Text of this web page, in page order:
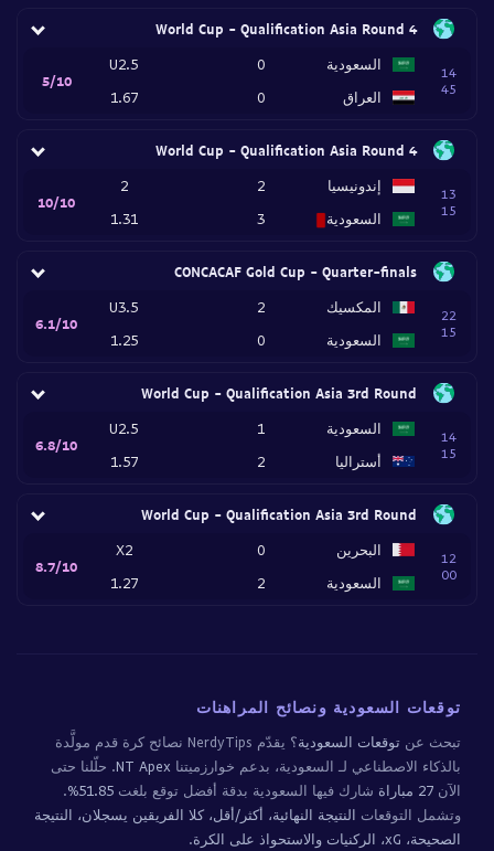
World Cup - Qualification Asia Round 4
14
45
السعودية
العراق
0
0
U2.5
1.67
5/10
World Cup - Qualification Asia Round 4
13
15
إندونيسيا
السعودية
2
3
2
1.31
10/10
CONCACAF Gold Cup - Quarter-finals
22
15
المكسيك
السعودية
2
0
U3.5
1.25
6.1/10
World Cup - Qualification Asia 3rd Round
14
15
السعودية
أستراليا
1
2
U2.5
1.57
6.8/10
World Cup - Qualification Asia 3rd Round
12
00
البحرين
السعودية
0
2
X2
1.27
8.7/10
توقعات السعودية ونصائح المراهنات
تبحث عن توقعات السعودية
؟ يقدّم NerdyTips نصائح كرة قدم مولَّدة
بالذكاء الاصطناعي لـ السعودية، بدعم خوارزميتنا NT Apex. حلّلنا حتى
الآن 27 مباراة شارك فيها السعودية بدقة أفضل توقع بلغت 51.85%
.
وتشمل التوقعات النتيجة النهائية، أكثر/أقل، كلا الفريقين يسجلان، النتيجة
الصحيحة، xG، الركنيات والاستحواذ على الكرة
.